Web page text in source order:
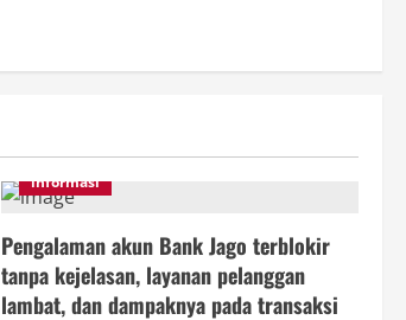
informasi
Pengalaman akun Bank Jago terblokir
tanpa kejelasan, layanan pelanggan
lambat, dan dampaknya pada transaksi